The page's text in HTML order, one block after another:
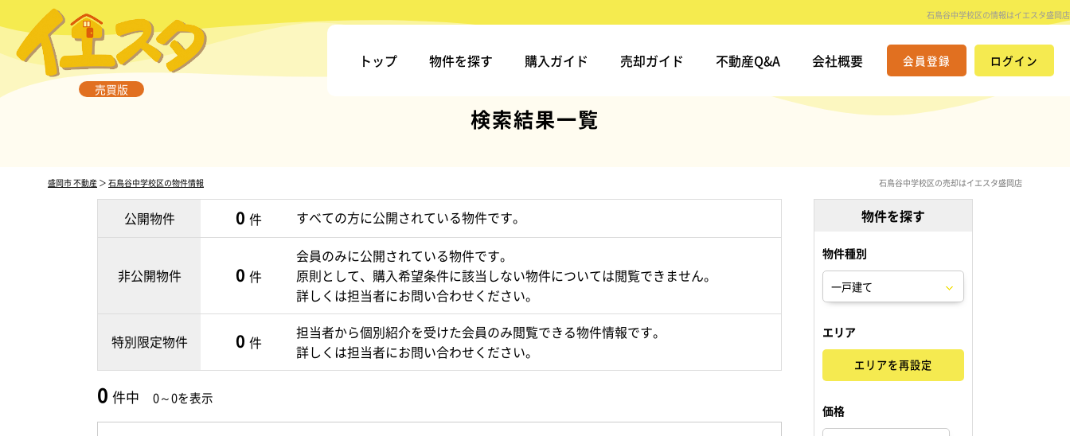
売買版
石鳥谷中学校区の情報はイエスタ盛岡店
トップ 物件を探す 購入ガイド 売却ガイド 不動産Q&A 会社概要 会員登録 ログイン
検索結果一覧
盛岡市 不動産 ＞ 石鳥谷中学校区の物件情報 石鳥谷中学校区の売却はイエスタ盛岡店
公開物件 0 件 すべての方に公開されている物件です。
非公開物件 0 件
会員のみに公開されている物件です。
原則として、購入希望条件に該当しない物件については閲覧できません。
詳しくは担当者にお問い合わせください。
特別限定物件 0 件
担当者から個別紹介を受けた会員のみ閲覧できる物件情報です。
詳しくは担当者にお問い合わせください。
0 件中 0～0を表示
物件を探す
物件種別
エリア
エリアを再設定
価格